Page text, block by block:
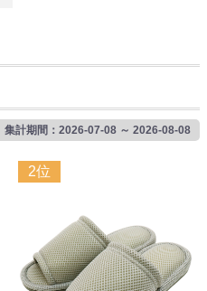
集計期間：2026-07-08 ～ 2026-08-08
2位